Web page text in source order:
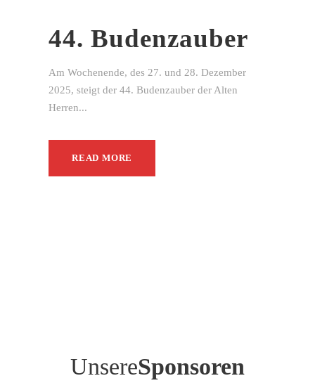
44. Budenzauber
Am Wochenende, des 27. und 28. Dezember
2025, steigt der 44. Budenzauber der Alten
Herren...
READ MORE
UnsereSponsoren